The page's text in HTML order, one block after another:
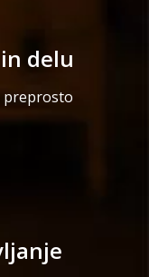
delu
preprosto